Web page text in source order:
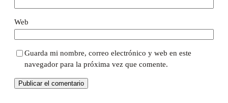
Web
Guarda mi nombre, correo electrónico y web en este
navegador para la próxima vez que comente.